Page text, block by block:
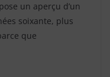
un aperçu d’un
soixante, plus
que